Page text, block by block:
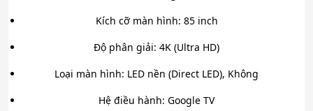
Kích cỡ màn hình: 85 inch
Độ phân giải: 4K (Ultra HD)
Loại màn hình: LED nền (Direct LED), Không
Hệ điều hành: Google TV